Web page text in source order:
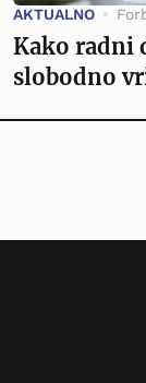
AKTUALNO
Kako radni
slobodno